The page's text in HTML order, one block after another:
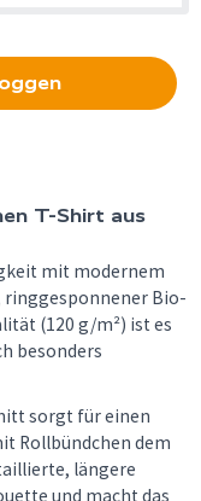
T-Shirt aus
mit modernem
ringgesponnener Bio-
(120 g/m²) ist es
besonders
sorgt für einen
Rollbündchen dem
längere
und macht das